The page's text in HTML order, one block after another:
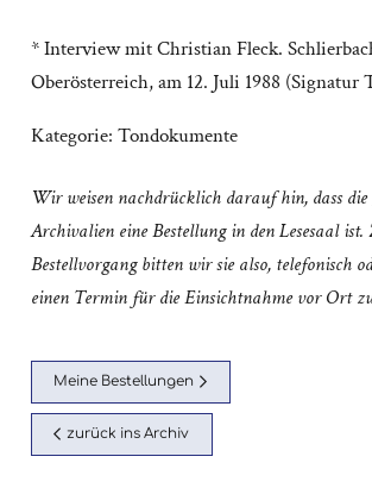
* Interview mit Christian Fleck.
Oberösterreich, am 12. Juli 1988 (Signatur
Kategorie: Tondokumente
Wir weisen nachdrücklich darauf hin, dass die
Archivalien eine Bestellung in den Lesesaal
Bestellvorgang bitten wir sie also, telefonisch
einen Termin für die Einsichtnahme vor Ort
Meine Bestellungen
zurück ins Archiv